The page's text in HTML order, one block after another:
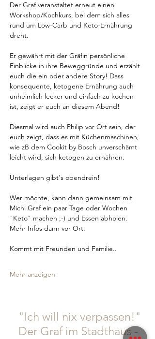
Der Graf veranstaltet erneut einen
Workshop/Kochkurs, bei dem sich alles
rund um Low-Carb und Keto-Ernährung
dreht.
Er gewährt mit der Gräfin persönliche
Einblicke in ihre Beweggründe und erzählt
euch die ein oder andere Story! Dass
konsequente, ketogene Ernährung auch
unheimlich lecker und einfach zu kochen
ist, zeigt er euch an diesem Abend!
Diesmal wird auch Philip vor Ort sein, der
euch zeigt, dass es mit Küchenmaschinen,
wie zB dem Cookit by Bosch unverschämt
leicht wird, sich ketogen zu ernähren.
Unterlagen gibt's obendrein!
Wer möchte, kann dann gemeinsam mit
Michi Graf ein paar Tage oder Wochen
"Keto" machen ;-) und Essen abholen.
Mehr Infos dann vor Ort.
Kommt mit Freunden und Familie..
Mehr anzeigen
"Ich will nix verpassen!"
Der Graf im Stadthaus -